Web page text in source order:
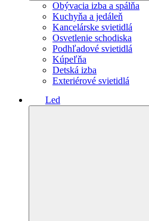
Obývacia izba a spálňa
Kuchyňa a jedáleň
Kancelárske svietidlá
Osvetlenie schodiska
Podhľadové svietidlá
Kúpeľňa
Detská izba
Exteriérové svietidlá
Led